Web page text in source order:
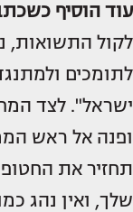
עוד הוסיף
לקול התשואות,
לתומכים
ישראל". לצד
ופנה אל ראש
תחזיר את
שלך, ואין נהג